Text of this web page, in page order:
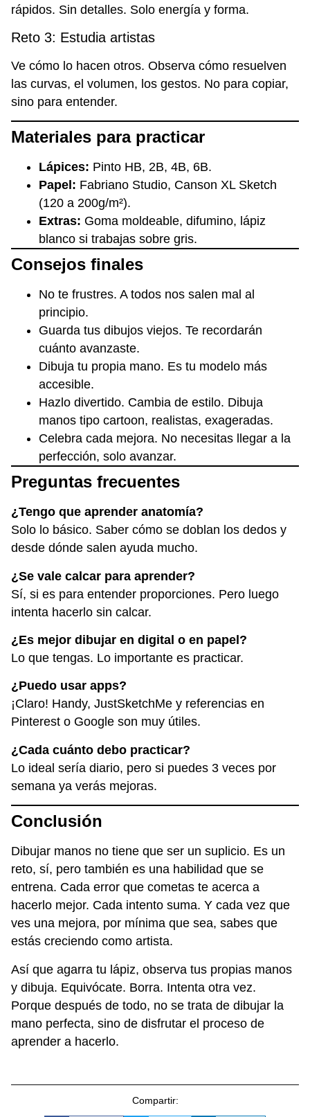
rápidos. Sin detalles. Solo energía y forma.
Reto 3: Estudia artistas
Ve cómo lo hacen otros. Observa cómo resuelven
las curvas, el volumen, los gestos. No para copiar,
sino para entender.
Materiales para practicar
Lápices: Pinto HB, 2B, 4B, 6B.
Papel: Fabriano Studio, Canson XL Sketch
(120 a 200g/m²).
Extras: Goma moldeable, difumino, lápiz
blanco si trabajas sobre gris.
Consejos finales
No te frustres. A todos nos salen mal al
principio.
Guarda tus dibujos viejos. Te recordarán
cuánto avanzaste.
Dibuja tu propia mano. Es tu modelo más
accesible.
Hazlo divertido. Cambia de estilo. Dibuja
manos tipo cartoon, realistas, exageradas.
Celebra cada mejora. No necesitas llegar a la
perfección, solo avanzar.
Preguntas frecuentes
¿Tengo que aprender anatomía?
Solo lo básico. Saber cómo se doblan los dedos y
desde dónde salen ayuda mucho.
¿Se vale calcar para aprender?
Sí, si es para entender proporciones. Pero luego
intenta hacerlo sin calcar.
¿Es mejor dibujar en digital o en papel?
Lo que tengas. Lo importante es practicar.
¿Puedo usar apps?
¡Claro! Handy, JustSketchMe y referencias en
Pinterest o Google son muy útiles.
¿Cada cuánto debo practicar?
Lo ideal sería diario, pero si puedes 3 veces por
semana ya verás mejoras.
Conclusión
Dibujar manos no tiene que ser un suplicio. Es un
reto, sí, pero también es una habilidad que se
entrena. Cada error que cometas te acerca a
hacerlo mejor. Cada intento suma. Y cada vez que
ves una mejora, por mínima que sea, sabes que
estás creciendo como artista.
Así que agarra tu lápiz, observa tus propias manos
y dibuja. Equivócate. Borra. Intenta otra vez.
Porque después de todo, no se trata de dibujar la
mano perfecta, sino de disfrutar el proceso de
aprender a hacerlo.
Compartir: